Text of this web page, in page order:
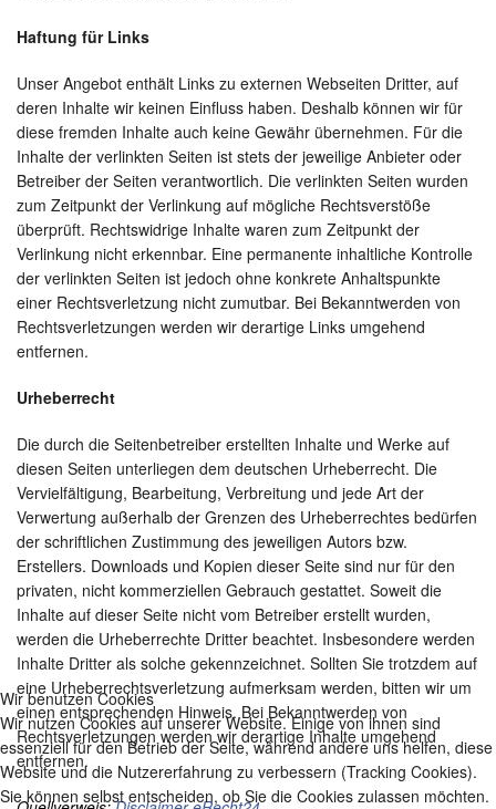
Haftung für Links
Unser Angebot enthält Links zu externen Webseiten Dritter, auf
deren Inhalte wir keinen Einfluss haben. Deshalb können wir für
diese fremden Inhalte auch keine Gewähr übernehmen. Für die
Inhalte der verlinkten Seiten ist stets der jeweilige Anbieter oder
Betreiber der Seiten verantwortlich. Die verlinkten Seiten wurden
zum Zeitpunkt der Verlinkung auf mögliche Rechtsverstöße
überprüft. Rechtswidrige Inhalte waren zum Zeitpunkt der
Verlinkung nicht erkennbar. Eine permanente inhaltliche Kontrolle
der verlinkten Seiten ist jedoch ohne konkrete Anhaltspunkte
einer Rechtsverletzung nicht zumutbar. Bei Bekanntwerden von
Rechtsverletzungen werden wir derartige Links umgehend
entfernen.
Urheberrecht
Die durch die Seitenbetreiber erstellten Inhalte und Werke auf
diesen Seiten unterliegen dem deutschen Urheberrecht. Die
Vervielfältigung, Bearbeitung, Verbreitung und jede Art der
Verwertung außerhalb der Grenzen des Urheberrechtes bedürfen
der schriftlichen Zustimmung des jeweiligen Autors bzw.
Erstellers. Downloads und Kopien dieser Seite sind nur für den
privaten, nicht kommerziellen Gebrauch gestattet. Soweit die
Inhalte auf dieser Seite nicht vom Betreiber erstellt wurden,
werden die Urheberrechte Dritter beachtet. Insbesondere werden
Inhalte Dritter als solche gekennzeichnet. Sollten Sie trotzdem auf
eine Urheberrechtsverletzung aufmerksam werden, bitten wir um
einen entsprechenden Hinweis. Bei Bekanntwerden von
Rechtsverletzungen werden wir derartige Inhalte umgehend
entfernen.
Wir benutzen Cookies
Wir nutzen Cookies auf unserer Website. Einige von ihnen sind
essenziell für den Betrieb der Seite, während andere uns helfen, diese
Website und die Nutzererfahrung zu verbessern (Tracking Cookies).
Sie können selbst entscheiden, ob Sie die Cookies zulassen möchten.